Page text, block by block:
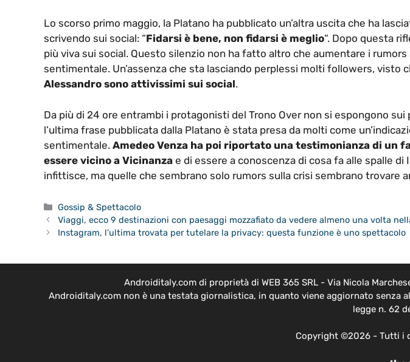
Lo scorso primo maggio, la Platano ha pubblicato un’altra uscita che ha
scrivendo sui social: “Fidarsi è bene, non fidarsi è meglio“. Dopo questa
più viva sui social. Questo silenzio non ha fatto altro che aumentare i
sentimentale. Un’assenza che sta lasciando perplessi molti followers, visto
Alessandro sono attivissimi sui social.
Da più di 24 ore entrambi i protagonisti del Trono Over non si espongono sui
l’ultima frase pubblicata dalla Platano è stata presa da molti come
sentimentale. Amedeo Venza ha poi riportato una testimonianza di un
essere vicino a Vicinanza e di essere a conoscenza di cosa fa alle spalle di
infittisce, ma quelle che sembrano solo rumors sulla crisi sembrano trovare
Categorie
Gossip & Spettacolo
Viaggi, ecco 9 destinazioni con paesaggi mozzafiato da vedere almeno una volta
Instagram, l’ultima trovata per tutelare la privacy: questa funzione è uno spettacolo
Androiditaly.com di proprietà di WEB 365 SRL - Via Nicola
Androiditaly.com non è una testata giornalistica, in quanto viene aggiornato
legge n. 62
Copyright ©2026 - Tutti i